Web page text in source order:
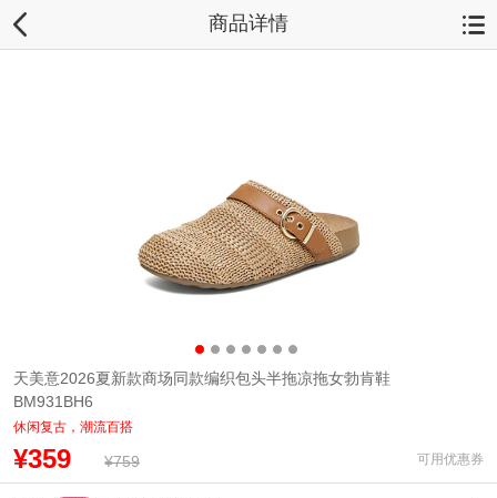
商品详情
天美意2026夏新款商场同款编织包头半拖凉拖女勃肯鞋
BM931BH6
休闲复古，潮流百搭
¥359 ¥759 可用优惠券